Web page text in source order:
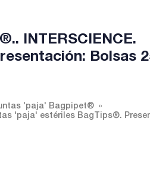
INTERSCIENCE.
Bolsas
'paja' Bagpipet®
'paja' estériles BagTips®.